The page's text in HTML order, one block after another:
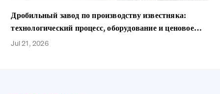
Дробильный завод по производству известняка:
технологический процесс, оборудование и ценовое
руководство.
Jul 21, 2026